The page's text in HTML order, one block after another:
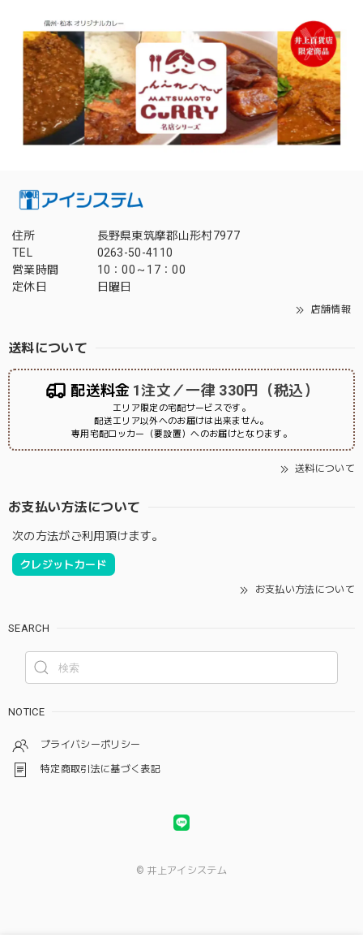
住所
長野県東筑摩郡山形村7977
TEL
0263-50-4110
営業時間
10：00～17：00
定休日
日曜日
店舗情報
送料について
配送料金 1注文／一律 330円（税込）
エリア限定の宅配サービスです。
配送エリア以外へのお届けは出来ません。
専用宅配ロッカー（要設置）へのお届けとなります。
送料について
お支払い方法について
次の方法がご利用頂けます。
クレジットカード
お支払い方法について
SEARCH
NOTICE
プライバシーポリシー
特定商取引法に基づく表記
© 井上アイシステム